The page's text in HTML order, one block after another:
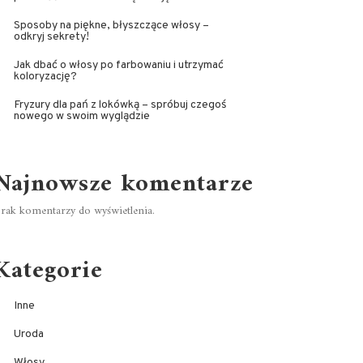
Sposoby na piękne, błyszczące włosy –
odkryj sekrety!
Jak dbać o włosy po farbowaniu i utrzymać
koloryzację?
Fryzury dla pań z lokówką – spróbuj czegoś
nowego w swoim wyglądzie
komentarze
komentarzy do wyświetlenia.
Inne
Uroda